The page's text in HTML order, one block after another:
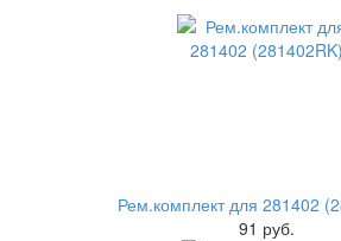
Рем.комплект для 281402
91 руб.